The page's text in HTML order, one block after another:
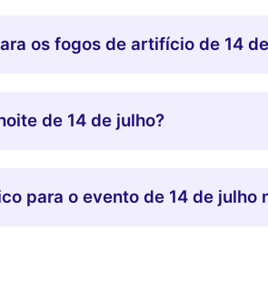
os fogos de artifício de 14
de 14 de julho?
para o evento de 14 de julho